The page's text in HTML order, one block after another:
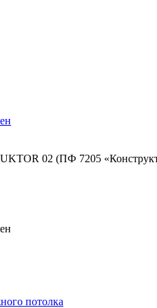
02 (ПФ 7205
потолка